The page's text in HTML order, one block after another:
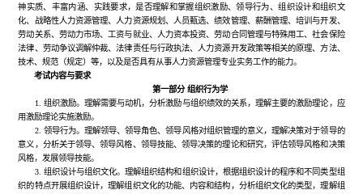
神实质、丰富内涵、实践要求，是否理解和掌握组织激励、领导行为、组织设计和组织文
化、战略性人力资源管理、人力资源规划、人员甄选、绩效管理、薪酬管理、培训与开发、
劳动关系、劳动力市场、工资与就业、人力资本投资、劳动合同管理与特殊用工、社会保险
法律、劳动争议调解仲裁、法律责任与行政执法、人力资源开发政策等相关的原理、方法、
技术、规范（规定）等，以及是否具有从事人力资源管理专业实务工作的能力。
考试内容与要求
第一部分 组织行为学
1. 组织激励。理解需要与动机，分析激励与组织绩效的关系，理解主要的激励理论，应
用激励理论实施激励。
2. 领导行为。理解领导、领导角色、领导风格对组织管理的意义，理解决策对于领导的
意义，分析关于领导、领导风格、领导技能、领导决策的理论和研究，评估领导风格和决策
风格，发展领导技能。
3. 组织设计与组织文化。理解组织结构和组织设计，根据组织设计的程序和不同类型组
织的特点开展组织设计，理解组织文化的功能、内容和结构，分析组织文化的类型，理解组